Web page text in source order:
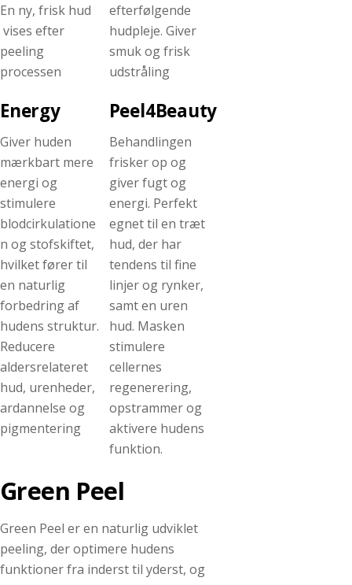
En ny, frisk hud
vises efter
peeling
processen
Energy
Giver huden
mærkbart mere
energi og
stimulere
blodcirkulatione
n og stofskiftet,
hvilket fører til
en naturlig
forbedring af
hudens struktur.
Reducere
aldersrelateret
hud, urenheder,
ardannelse og
pigmentering
efterfølgende
hudpleje. Giver
smuk og frisk
udstråling
Peel4Beauty
Behandlingen
frisker op og
giver fugt og
energi. Perfekt
egnet til en træt
hud, der har
tendens til fine
linjer og rynker,
samt en uren
hud. Masken
stimulere
cellernes
regenerering,
opstrammer og
aktivere hudens
funktion.
Green Peel
Green Peel er en naturlig udviklet
peeling, der optimere hudens
funktioner fra inderst til yderst, og